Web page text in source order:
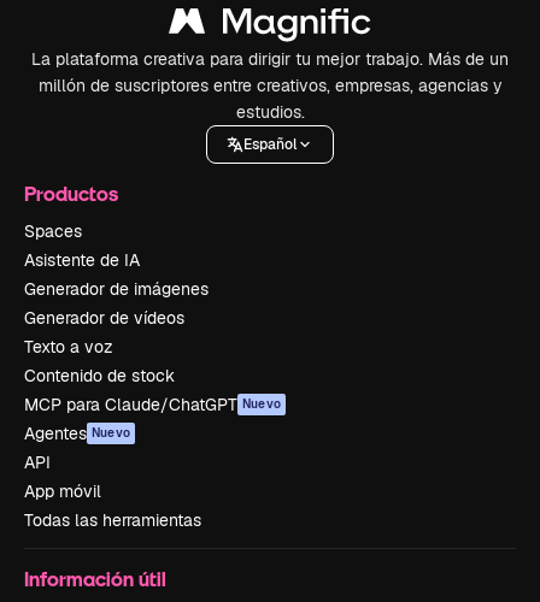
La plataforma creativa para dirigir tu mejor trabajo. Más de un
millón de suscriptores entre creativos, empresas, agencias y
estudios.
Español
Productos
Spaces
Asistente de IA
Generador de imágenes
Generador de vídeos
Texto a voz
Contenido de stock
MCP para Claude/ChatGPT Nuevo
Agentes Nuevo
API
App móvil
Todas las herramientas
Información útil